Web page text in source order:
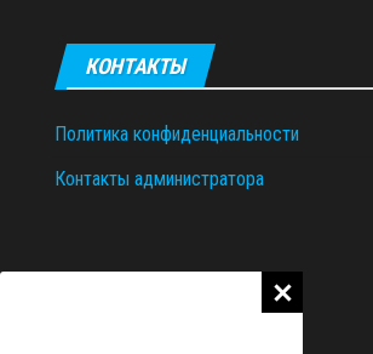
КОНТАКТЫ
Политика конфиденциальности
Контакты администратора